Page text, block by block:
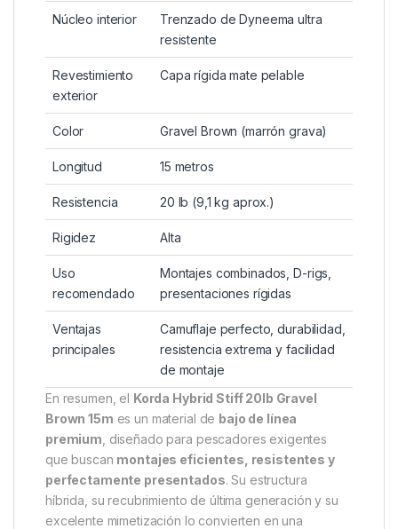
Núcleo interior
Trenzado de Dyneema ultra
resistente
Revestimiento
exterior
Capa rígida mate pelable
Color Gravel Brown (marrón grava)
Longitud 15 metros
Resistencia 20 lb (9,1 kg aprox.)
Rigidez Alta
Uso
recomendado
Montajes combinados, D-rigs,
presentaciones rígidas
Ventajas
principales
Camuflaje perfecto, durabilidad,
resistencia extrema y facilidad
de montaje
En resumen, el Korda Hybrid Stiff 20lb Gravel
Brown 15m es un material de bajo de línea
premium , diseñado para pescadores exigentes
que buscan montajes eficientes, resistentes y
perfectamente presentados. Su estructura
híbrida, su recubrimiento de última generación y su
excelente mimetización lo convierten en una